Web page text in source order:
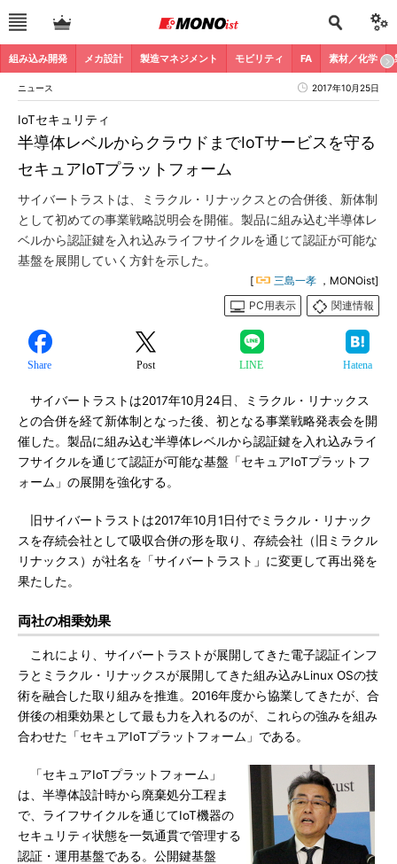
組み込み開発 メカ設計 製造マネジメント モビリティ FA 素材／化学
ニュース 2017年10月25日
半導体レベルからクラウドまでIoTサービスを守る
セキュアIoTプラットフォーム
IoTセキュリティ
サイバートラストは、ミラクル・リナックスとの合併後、新体制
として初めての事業戦略説明会を開催。製品に組み込む半導体レ
ベルから認証鍵を入れ込みライフサイクルを通じて認証が可能な
基盤を展開していく方針を示した。
[ 三島一孝 ，MONOist]
PC用表示
関連情報
Share Post LINE Hatena
サイバートラストは2017年10月24日、ミラクル・リナックス
との合併を経て新体制となった後、初となる事業戦略発表会を開
催した。製品に組み込む半導体レベルから認証鍵を入れ込みライ
フサイクルを通じて認証が可能な基盤「セキュアIoTプラットフ
ォーム」の展開を強化する。
旧サイバートラストは2017年10月1日付でミラクル・リナック
スを存続会社として吸収合併の形を取り、存続会社（旧ミラクル
リナックス）が社名を「サイバートラスト」に変更して再出発を
果たした。
両社の相乗効果
これにより、サイバートラストが展開してきた電子認証インフ
ラとミラクル・リナックスが展開してきた組み込みLinux OSの技
術を融合した取り組みを推進。2016年度から協業してきたが、合
併後の相乗効果として最も力を入れるのが、これらの強みを組み
合わせた「セキュアIoTプラットフォーム」である。
「セキュアIoTプラットフォーム」
は、半導体設計時から廃棄処分工程ま
で、ライフサイクルを通じてIoT機器の
セキュリティ状態を一気通貫で管理する
認証・運用基盤である。公開鍵基盤